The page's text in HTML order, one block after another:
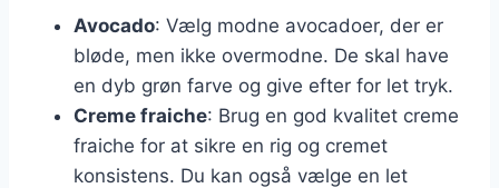
Avocado: Vælg modne avocadoer, der er
bløde, men ikke overmodne. De skal have
en dyb grøn farve og give efter for let tryk.
Creme fraiche: Brug en god kvalitet creme
fraiche for at sikre en rig og cremet
konsistens. Du kan også vælge en let